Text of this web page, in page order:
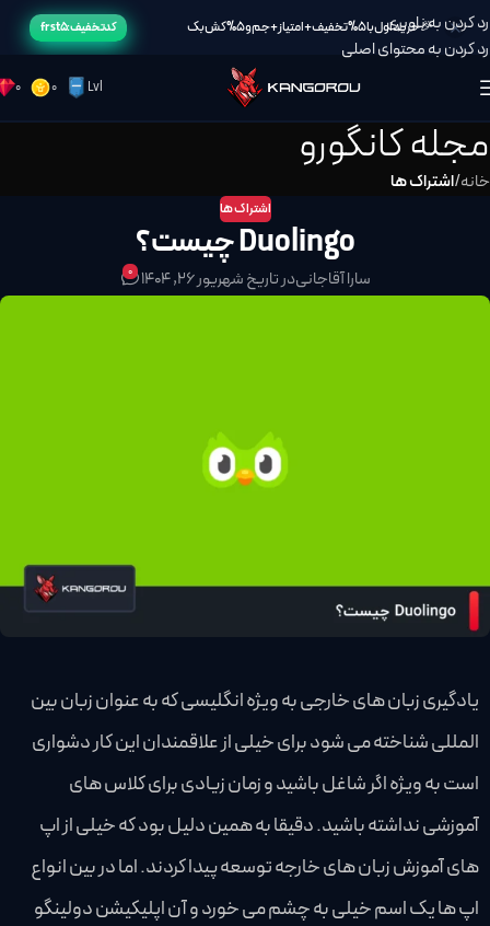
🎉خرید اول با 5% تخفیف + امتیاز + جم و 5% کش بک کد تخفیف: frst5
رد کردن به ناوبری
رد کردن به محتوای اصلی
0 0 Lvl
مجله کانگورو
خانه/اشتراک ها
اشتراک ها
Duolingo چیست؟
سارا آقاجانیدر تاریخ شهریور 26, 1404 0
یادگیری زبان های خارجی به ویژه انگلیسی که به عنوان زبان بین
المللی شناخته می شود برای خیلی از علاقمندان این کار دشواری
است به ویژه اگر شاغل باشید و زمان زیادی برای کلاس های
آموزشی نداشته باشید. دقیقا به همین دلیل بود که خیلی از اپ
های آموزش زبان های خارجه توسعه پیدا کردند. اما در بین انواع
اپ ها یک اسم خیلی به چشم می خورد و آن اپلیکیشن دولینگو